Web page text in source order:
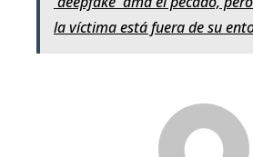
la víctima está fuera de su